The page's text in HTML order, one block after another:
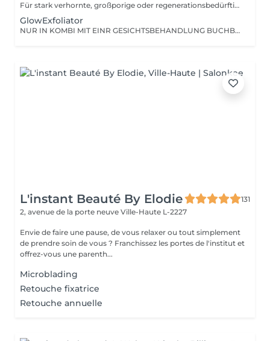
Für stark verhornte, großporige oder regenerationsbedürftige Haut. Diese Behandlung kombiniert das Beste aus zwei Welten: Die 6-Stufen-Pflegekraft unserer HYDROcare Advanced-Technologie + eine präzise Diamant-Mikrodermabrasion. Ideal für Hautbilder, bei denen Reinigung allein nicht mehr reicht und echte Strukturverbesserung gefragt ist. Was macht den Unterschied? Im Vergleich zur klassischen HYDROcare-Behandlung starten wir hier mit einer zusätzlichen Mikrodermabrasion. Dabei werden abgestorbene Hautzellen gezielt abgetragen sanft, aber effektiv. Das macht die Haut aufnahmefähiger, aktiviert die Regeneration und schafft die perfekte Basis für alle darauffolgenden Schritte. Das Ergebnis: glatter, feiner, durchfeuchteter und mit maximalem Glow. Behandlungsaufbau 7 Schritte zum Glow 1. DIAMANT-MIKRODERMABRASION Gezielte Abtragung der obersten Hautschicht gegen Verhornungen, grobe Struktur & müden Teint 2-7: Alle 6 HYDROcare Advanced Schritte CLEAN: Spirulina & Pentylene Glycol PEEL: Milchsäure & Glykolsäure DETOX: Kamille & Hamamelis REFRESH: Hyaluronsäure & Vitamin C OXYGEN GUN: Tiefenwirksame Essenzen DERMA PRESSURE: Druckluft für maximale Wirkstoffaufnahme Besonders geeignet bei: -Unreiner, grobporiger oder verdickter Haut -Reifer oder regenerationsbedürftiger Haut -Raucherhaut mit grauem, fahlem Teint -Haut, die schon vieles ausprobiert hat aber noch nicht angekommen ist
GlowExfoliator
NUR IN KOMBI MIT EINR GESICHTSBEHANDLUNG BUCHBAR! Sanfte, kontrollierte Microdermabrasion. Entfernt verhornte Zellen für ein gleichmäßiges Hautbild.
L'instant Beauté By Elodie
131
2, avenue de la porte neuve Ville-Haute L-2227
Envie de faire une pause, de vous relaxer ou tout simplement
de prendre soin de vous ? Franchissez les portes de l'institut et
offrez-vous une parenth...
Microblading
Retouche fixatrice
Retouche annuelle